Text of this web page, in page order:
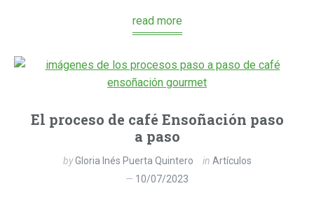
read more
El proceso de café Ensoñación paso
a paso
byGloria Inés Puerta Quintero in Artículos
10/07/2023